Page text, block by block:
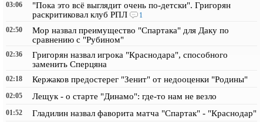
03:06
"Пока это всё выглядит очень по-детски". Григорян
раскритиковал клуб РПЛ
1
02:50
Мор назвал преимущество "Спартака" для Даку по
сравнению с "Рубином"
02:36
Григорян назвал игрока "Краснодара", способного
заменить Сперцяна
02:18 Кержаков предостерег "Зенит" от недооценки "Родины"
02:05 Лещук - о старте "Динамо": где-то нам не везло
01:52 Гладилин назвал фаворита матча "Спартак" - "Краснодар"